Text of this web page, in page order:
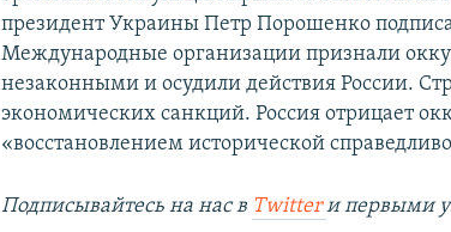
президент Украины Петр Порошенко
Международные организации признали
незаконными и осудили действия России.
экономических санкций. Россия отрицает
«восстановлением исторической
Подписывайтесь на наc в Twitterи первыми